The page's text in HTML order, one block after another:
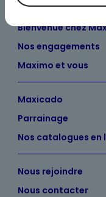
Bienvenue chez
Nos engagements
Maximo et vous
Maxicado
Parrainage
Nos catalogues en
Nous rejoindre
Nous contacter